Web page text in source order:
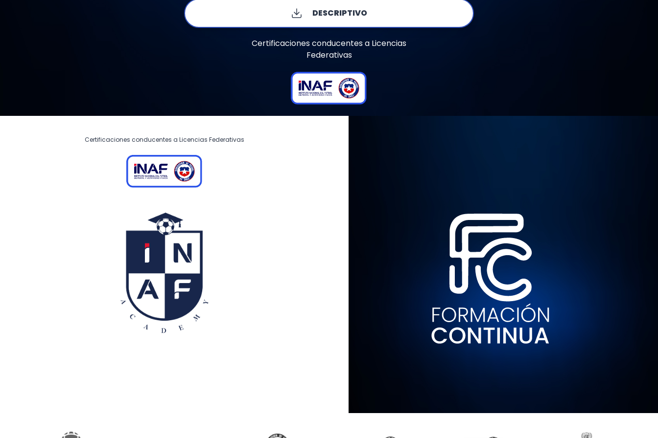
DESCRIPTIVO
Certificaciones conducentes a Licencias
Federativas
Certificaciones conducentes a Licencias Federativas